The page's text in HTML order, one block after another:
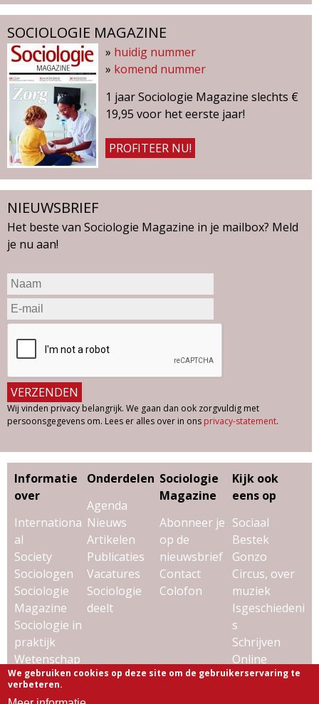
'
s
SOCIOLOGIE MAGAZINE
» huidig nummer
» komend nummer
1 jaar Sociologie Magazine slechts €
19,95 voor het eerste jaar!
PROFITEER NU!
NIEUWSBRIEF
Het beste van Sociologie Magazine in je mailbox? Meld
je nu aan!
Wij vinden privacy belangrijk. We gaan dan ook zorgvuldig met
persoonsgegevens om. Lees er alles over in ons privacy-statement.
Informatie
over
Internationa
al
Society
Sociologen
Sociologie
Magazine
Sociologie in
praktijk
Wetenschap
& sociologie
Onderdelen
Agenda
Nieuws
Artikelen
Publicaties
Vacatures
Sociologie
deelt
Sociologie
Magazine
Abonneer je
op de
nieuwsbrief
Contact
Colofon
Kijk ook
eens op
Sociaal
Bestek
Gonzo
Circus, over
muziek
Isgeschiedeni
s
Schrijven
Online
Uitgeverij
We gebruiken cookies op deze site om de gebruikerservaring te
verbeteren.